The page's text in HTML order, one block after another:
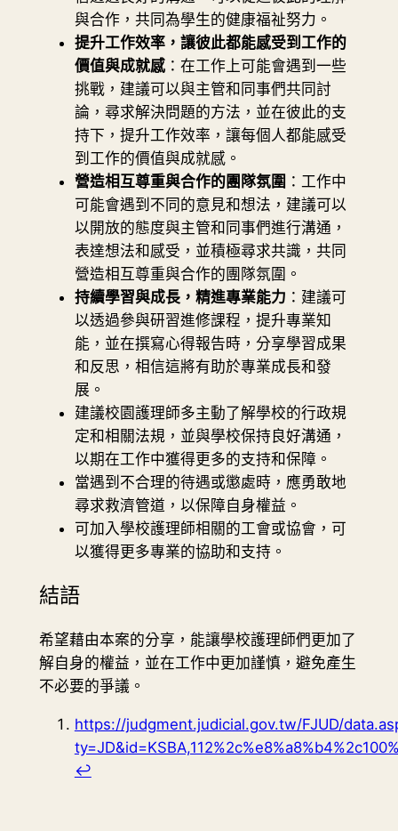
與合作，共同為學生的健康福祉努力。
提升工作效率，讓彼此都能感受到工作的
價值與成就感：在工作上可能會遇到一些
挑戰，建議可以與主管和同事們共同討
論，尋求解決問題的方法，並在彼此的支
持下，提升工作效率，讓每個人都能感受
到工作的價值與成就感。
營造相互尊重與合作的團隊氛圍 ：工作中
可能會遇到不同的意見和想法，建議可以
以開放的態度與主管和同事們進行溝通，
表達想法和感受，並積極尋求共識，共同
營造相互尊重與合作的團隊氛圍。
持續學習與成長，精進專業能力 ：建議可
以透過參與研習進修課程，提升專業知
能，並在撰寫心得報告時，分享學習成果
和反思，相信這將有助於專業成長和發
展。
建議校園護理師多主動了解學校的行政規
定和相關法規，並與學校保持良好溝通，
以期在工作中獲得更多的支持和保障。
當遇到不合理的待遇或懲處時，應勇敢地
尋求救濟管道，以保障自身權益。
可加入學校護理師相關的工會或協會，可
以獲得更多專業的協助和支持。
結語
希望藉由本案的分享，能讓學校護理師們更加了
解自身的權益，並在工作中更加謹慎，避免產生
不必要的爭議。
https://judgment.judicial.gov.tw/FJUD/
↩︎